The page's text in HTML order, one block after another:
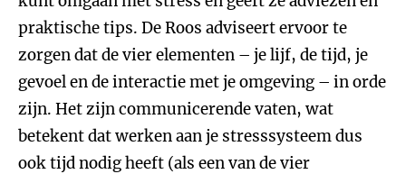
praktische tips. De Roos adviseert ervoor te
zorgen dat de vier elementen – je lijf, de tijd, je
gevoel en de interactie met je omgeving – in orde
zijn. Het zijn communicerende vaten, wat
betekent dat werken aan je stresssysteem dus
ook tijd nodig heeft (als een van de vier